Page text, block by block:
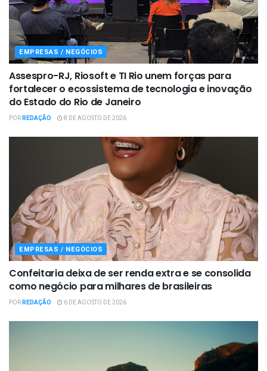
EMPRESAS / NEGÓCIOS
Assespro-RJ, Riosoft e TI Rio unem forças para
fortalecer o ecossistema de tecnologia e inovação
do Estado do Rio de Janeiro
PORREDAÇÃO 8 DE AGOSTO DE 2026
EMPRESAS / NEGÓCIOS
Confeitaria deixa de ser renda extra e se consolida
como negócio para milhares de brasileiras
PORREDAÇÃO 6 DE AGOSTO DE 2026